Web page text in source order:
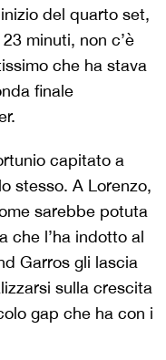
del quarto set,
minuti, non c’è
che ha stava
finale
capitato a
stesso. A Lorenzo,
sarebbe potuta
che l’ha indotto al
Garros gli lascia
sulla crescita
gap che ha con i